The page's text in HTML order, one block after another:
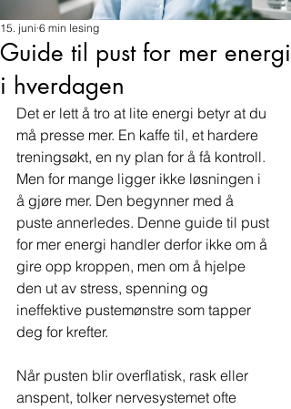
Guide til pust for mer energi
i hverdagen
15. juni 6 min lesing
Det er lett å tro at lite energi betyr at du
må presse mer. En kaffe til, et hardere
treningsøkt, en ny plan for å få kontroll.
Men for mange ligger ikke løsningen i
å gjøre mer. Den begynner med å
puste annerledes. Denne guide til pust
for mer energi handler derfor ikke om å
gire opp kroppen, men om å hjelpe
den ut av stress, spenning og
ineffektive pustemønstre som tapper
deg for krefter.
Når pusten blir overflatisk, rask eller
anspent, tolker nervesystemet ofte